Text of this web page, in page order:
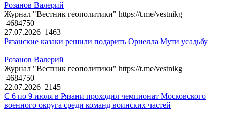
Розанов Валерий
Журнал "Вестник геополитики" https://t.me/vestnikg
4684750
27.07.2026 1463
Рязанские казаки решили подарить Орнелла Мути усадьбу
Розанов Валерий
Журнал "Вестник геополитики" https://t.me/vestnikg
4684750
22.07.2026 2145
С 6 по 9 июля в Рязани проходил чемпионат Московского
военного округа среди команд воинских частей